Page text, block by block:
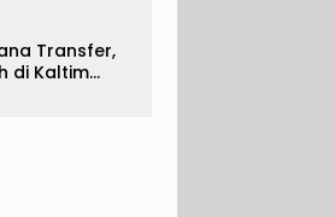
Transfer,
di Kaltim